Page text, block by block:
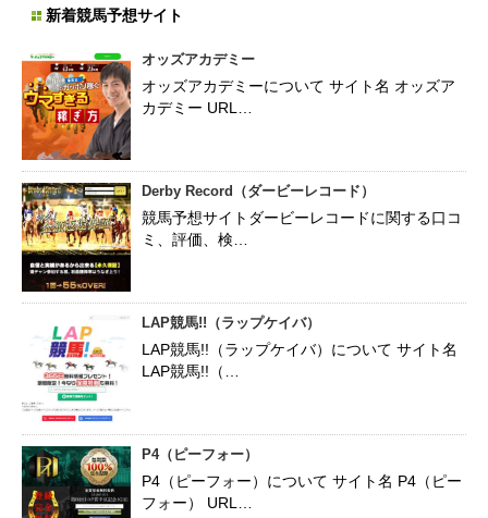
新着競馬予想サイト
オッズアカデミー
オッズアカデミーについて サイト名 オッズア
カデミー URL…
Derby Record（ダービーレコード）
競馬予想サイトダービーレコードに関する口コ
ミ、評価、検…
LAP競馬!!（ラップケイバ）
LAP競馬!!（ラップケイバ）について サイト名
LAP競馬!!（…
P4（ピーフォー）
P4（ピーフォー）について サイト名 P4（ピー
フォー） URL…